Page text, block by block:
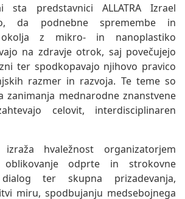
sta predstavnici ALLATRA Izrael
da podnebne spremembe in
okolja z mikro- in nanoplastiko
na zdravje otrok, saj povečujejo
ter spodkopavajo njihovo pravico
razmer in razvoja. Te teme so
zanimanja mednarodne znanstvene
celovit, interdisciplinaren
izraža hvaležnost organizatorjem
odprte in strokovne
ter skupna prizadevanja,
miru, spodbujanju medsebojnega